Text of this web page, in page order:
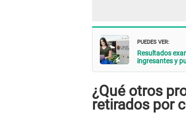
PUEDES VER:
Resultados
ingresantes y
¿Qué otros
retirados por